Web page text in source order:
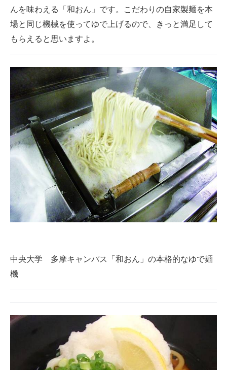
んを味わえる「和おん」です。こだわりの自家製麺を本
場と同じ機械を使ってゆで上げるので、きっと満足して
もらえると思いますよ。
中央大学 多摩キャンパス「和おん」の本格的なゆで麺
機